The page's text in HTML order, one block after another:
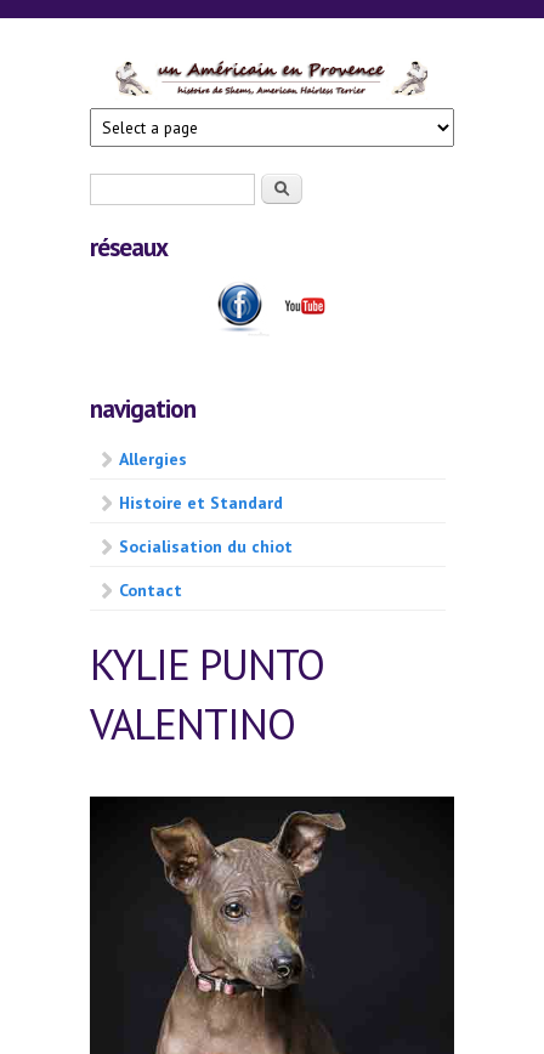
Aller au contenu principal
AHT en
Provence
Formulaire de recherche
Rechercher
réseaux
navigation
Allergies
Histoire et Standard
Socialisation du chiot
Contact
KYLIE PUNTO
VALENTINO